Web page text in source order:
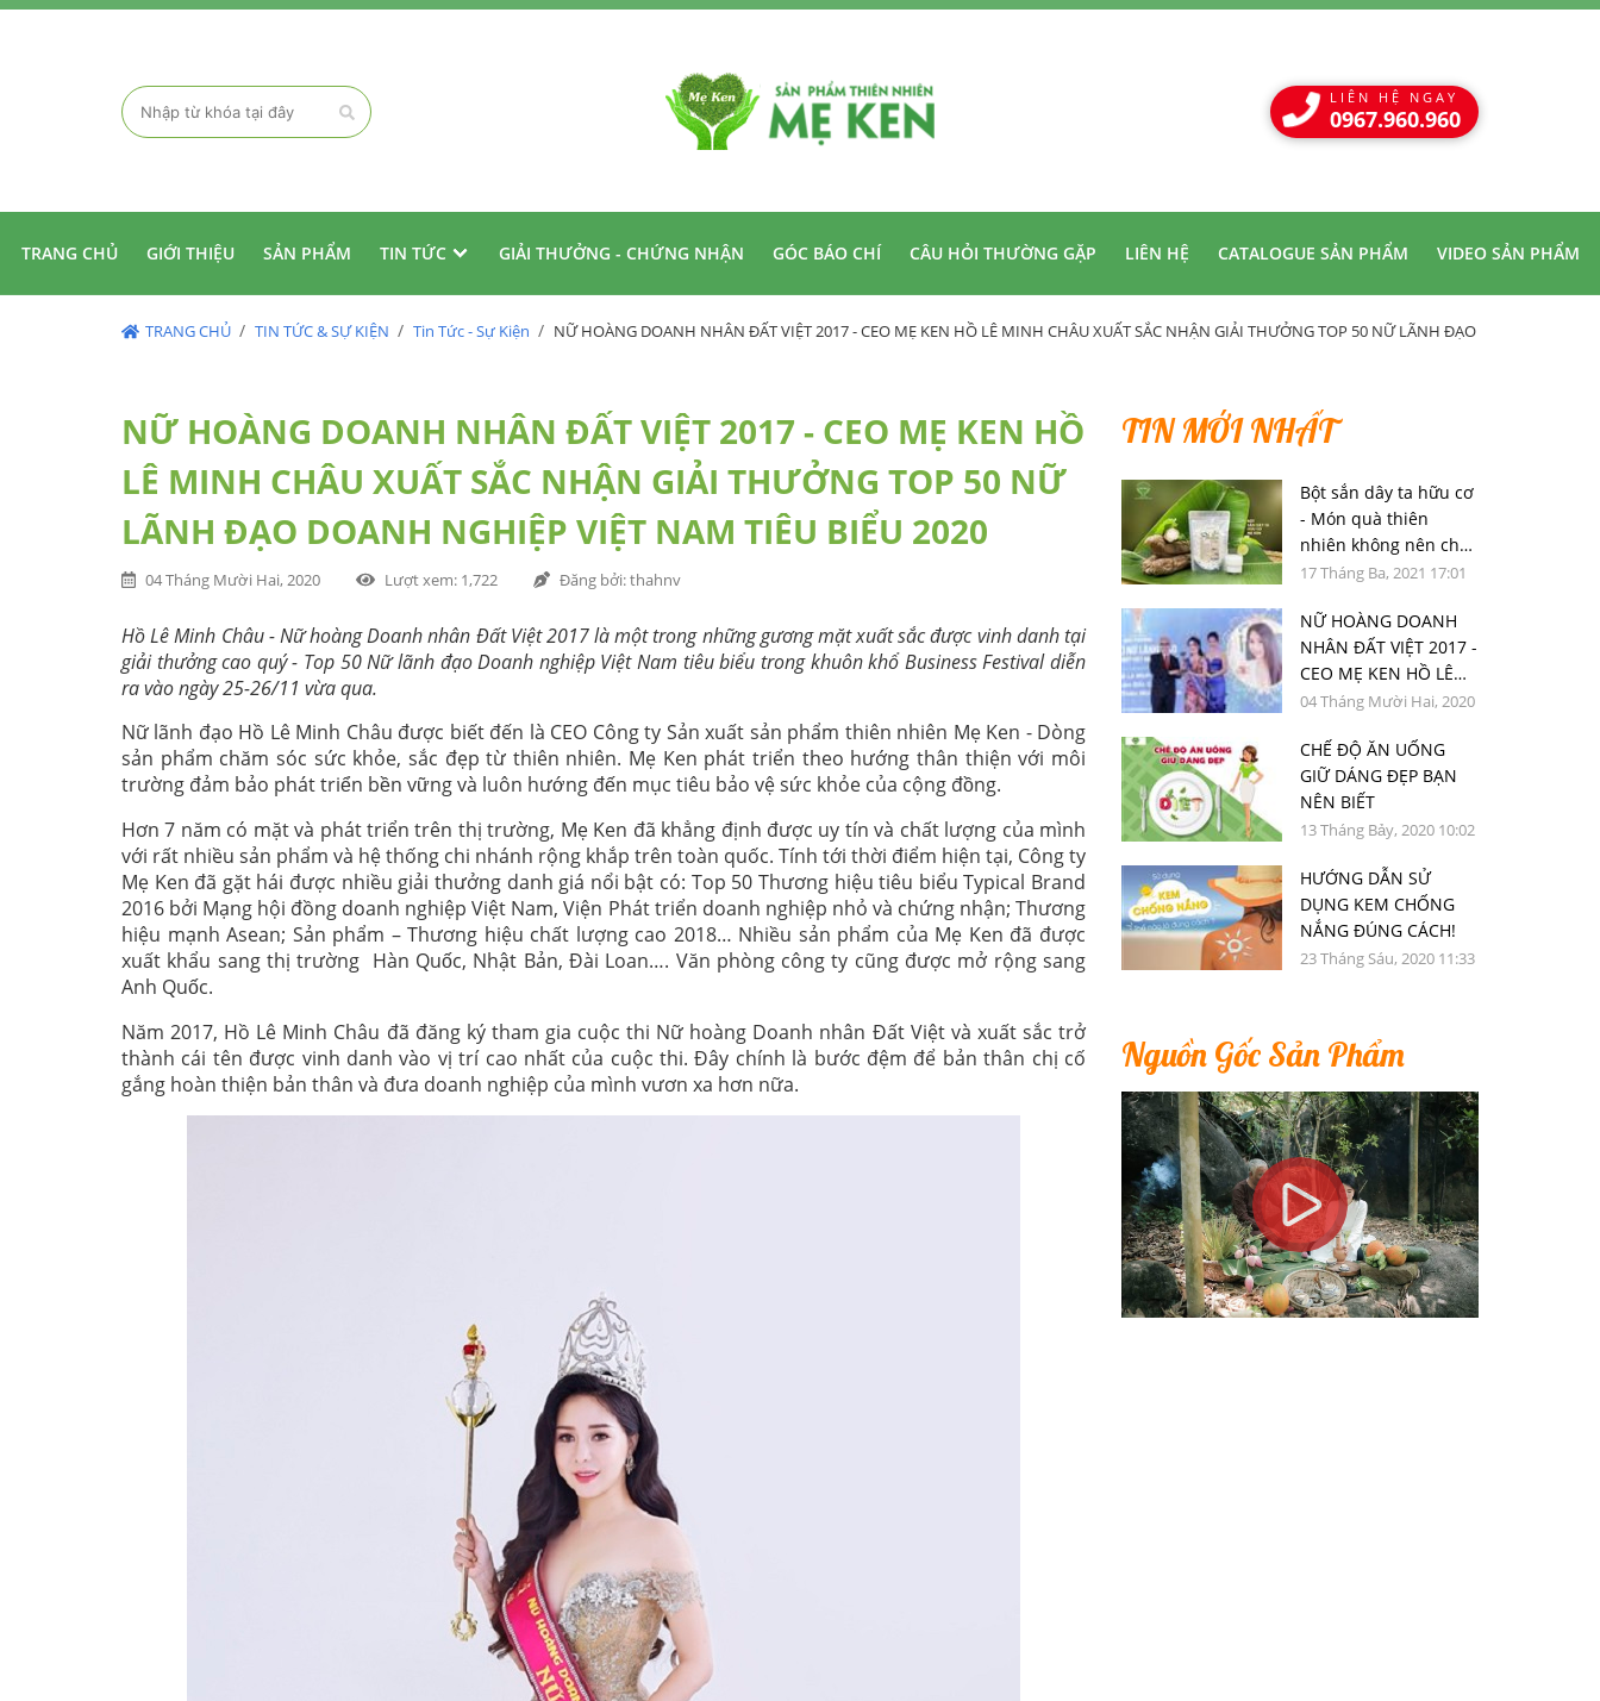
LIÊN HỆ NGAY
0967.960.960
TRANG CHỦ GIỚI THIỆU SẢN PHẨM TIN TỨC GIẢI THƯỞNG - CHỨNG NHẬN GÓC BÁO CHÍ CÂU HỎI THƯỜNG GẶP LIÊN HỆ CATALOGUE SẢN PHẨM VIDEO SẢN PHẨM
TRANG CHỦ TIN TỨC & SỰ KIỆN Tin Tức - Sự Kiện NỮ HOÀNG DOANH NHÂN ĐẤT VIỆT 2017 - CEO MẸ KEN HỒ LÊ MINH CHÂU XUẤT SẮC NHẬN GIẢI THƯỞNG TOP 50 NỮ LÃNH ĐẠO DOANH NGHIỆP
NỮ HOÀNG DOANH NHÂN ĐẤT VIỆT 2017 - CEO MẸ KEN HỒ
LÊ MINH CHÂU XUẤT SẮC NHẬN GIẢI THƯỞNG TOP 50 NỮ
LÃNH ĐẠO DOANH NGHIỆP VIỆT NAM TIÊU BIỂU 2020
04 Tháng Mười Hai, 2020 Lượt xem: 1,722 Đăng bởi: thahnv
Hồ Lê Minh Châu - Nữ hoàng Doanh nhân Đất Việt 2017 là một trong những gương mặt xuất sắc được vinh danh tại
giải thưởng cao quý - Top 50 Nữ lãnh đạo Doanh nghiệp Việt Nam tiêu biểu trong khuôn khổ Business Festival diễn
ra vào ngày 25-26/11 vừa qua.
Nữ lãnh đạo Hồ Lê Minh Châu được biết đến là CEO Công ty Sản xuất sản phẩm thiên nhiên Mẹ Ken - Dòng
sản phẩm chăm sóc sức khỏe, sắc đẹp từ thiên nhiên. Mẹ Ken phát triển theo hướng thân thiện với môi
trường đảm bảo phát triển bền vững và luôn hướng đến mục tiêu bảo vệ sức khỏe của cộng đồng.
Hơn 7 năm có mặt và phát triển trên thị trường, Mẹ Ken đã khẳng định được uy tín và chất lượng của mình
với rất nhiều sản phẩm và hệ thống chi nhánh rộng khắp trên toàn quốc. Tính tới thời điểm hiện tại, Công ty
Mẹ Ken đã gặt hái được nhiều giải thưởng danh giá nổi bật có: Top 50 Thương hiệu tiêu biểu Typical Brand
2016 bởi Mạng hội đồng doanh nghiệp Việt Nam, Viện Phát triển doanh nghiệp nhỏ và chứng nhận; Thương
hiệu mạnh Asean; Sản phẩm – Thương hiệu chất lượng cao 2018… Nhiều sản phẩm của Mẹ Ken đã được
xuất khẩu sang thị trường Hàn Quốc, Nhật Bản, Đài Loan…. Văn phòng công ty cũng được mở rộng sang
Anh Quốc.
Năm 2017, Hồ Lê Minh Châu đã đăng ký tham gia cuộc thi Nữ hoàng Doanh nhân Đất Việt và xuất sắc trở
thành cái tên được vinh danh vào vị trí cao nhất của cuộc thi. Đây chính là bước đệm để bản thân chị cố
gắng hoàn thiện bản thân và đưa doanh nghiệp của mình vươn xa hơn nữa.
TIN MỚI NHẤT
Bột sắn dây ta hữu cơ
- Món quà thiên
nhiên không nên chối
từ
17 Tháng Ba, 2021 17:01
NỮ HOÀNG DOANH
NHÂN ĐẤT VIỆT 2017 -
CEO MẸ KEN HỒ LÊ
MINH CHÂU XUẤT SẮC
TOP 50 NỮ LÃNH ĐẠO
DOANH NGHIỆP VIỆT
NAM TIÊU BIỂU 2020
04 Tháng Mười Hai, 2020
CHẾ ĐỘ ĂN UỐNG
GIỮ DÁNG ĐẸP BẠN
NÊN BIẾT
13 Tháng Bảy, 2020 10:02
HƯỚNG DẪN SỬ
DỤNG KEM CHỐNG
NẮNG ĐÚNG CÁCH!
23 Tháng Sáu, 2020 11:33
Nguồn Gốc Sản Phẩm